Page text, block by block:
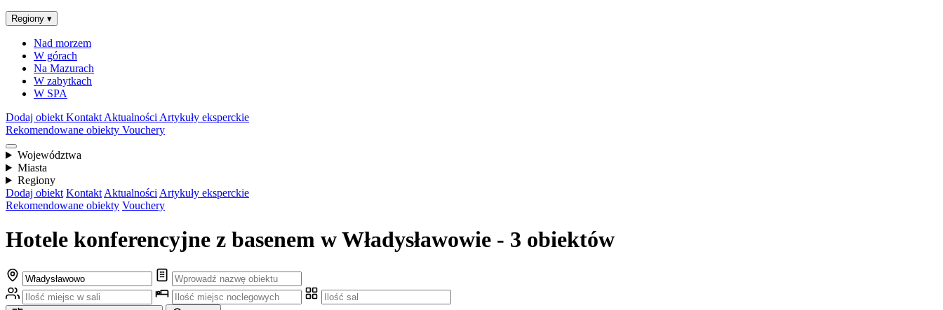
Regiony ▾
Nad morzem
W górach
Na Mazurach
W zabytkach
W SPA
Dodaj obiekt Kontakt Aktualności Artykuły eksperckie
Rekomendowane obiekty Vouchery
Województwa
Miasta
Regiony
Dodaj obiekt Kontakt Aktualności Artykuły eksperckie
Rekomendowane obiekty Vouchery
Hotele konferencyjne z basenem w Władysławowie - 3 obiektów